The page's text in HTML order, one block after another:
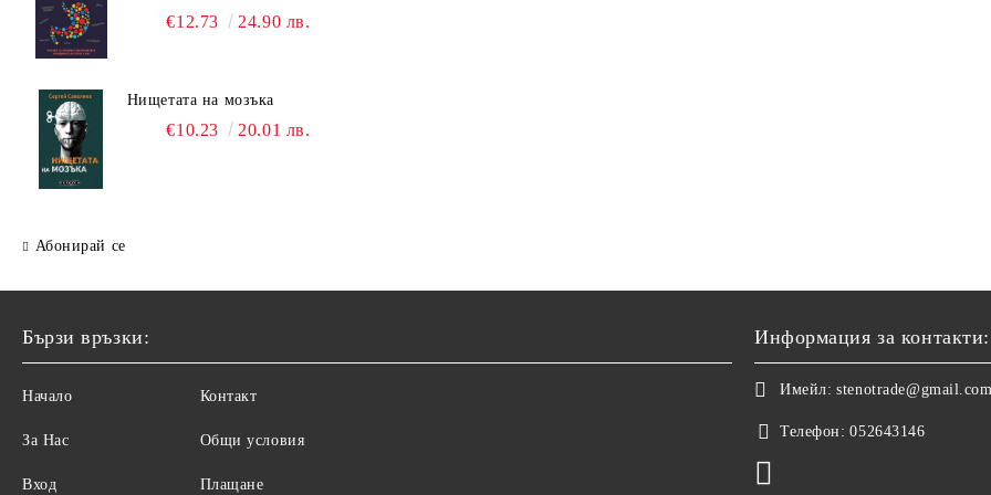
€12.73 24.90 лв.
Нищетата на мозъка
€10.23 20.01 лв.
Абонирай се
Бързи връзки:
Начало
За Нас
Вход
Контакт
Общи условия
Плащане
Информация за контакти:
Имейл:
Телефон: 052643146